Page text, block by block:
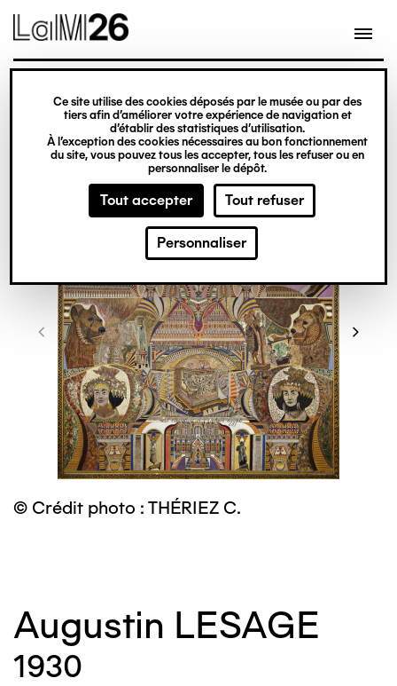
Gestion des cookies
Ce site utilise des cookies déposés par le musée ou par des
tiers afin d’améliorer votre expérience de navigation et
d’établir des statistiques d’utilisation.
À l’exception des cookies nécessaires au bon fonctionnement
du site, vous pouvez tous les accepter, tous les refuser ou en
personnaliser le dépôt.
Tout accepter Tout refuser
Personnaliser
contenu
© Crédit photo : THÉRIEZ C.
Augustin LESAGE
1930